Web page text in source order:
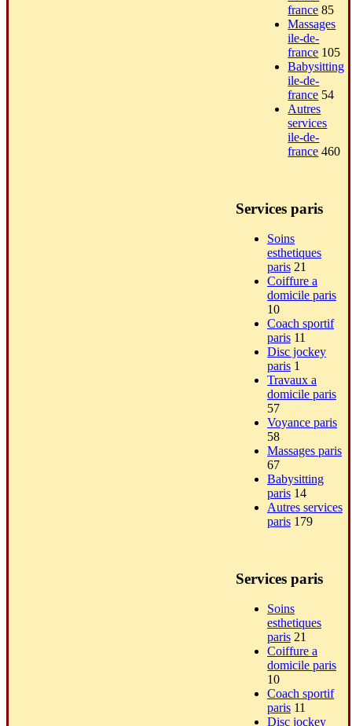
france 85
Massages
ile-de-
france 105
Babysitting
ile-de-
france 54
Autres
services
ile-de-
france 460
Services paris
Soins
esthetiques
paris 21
Coiffure a
domicile paris
10
Coach sportif
paris 11
Disc jockey
paris 1
Travaux a
domicile paris
57
Voyance paris
58
Massages paris
67
Babysitting
paris 14
Autres services
paris 179
Services paris
Soins
esthetiques
paris 21
Coiffure a
domicile paris
10
Coach sportif
paris 11
Disc jockey